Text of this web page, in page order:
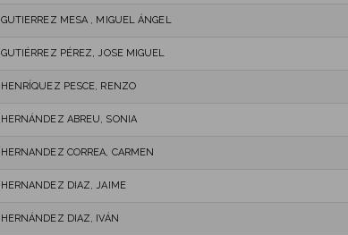
GUTIERREZ MESA , MIGUEL ÁNGEL
GUTIÉRREZ PÉREZ, JOSE MIGUEL
HENRÍQUEZ PESCE, RENZO
HERNÁNDEZ ABREU, SONIA
HERNANDEZ CORREA, CARMEN
HERNANDEZ DIAZ, JAIME
HERNÁNDEZ DIAZ, IVÁN